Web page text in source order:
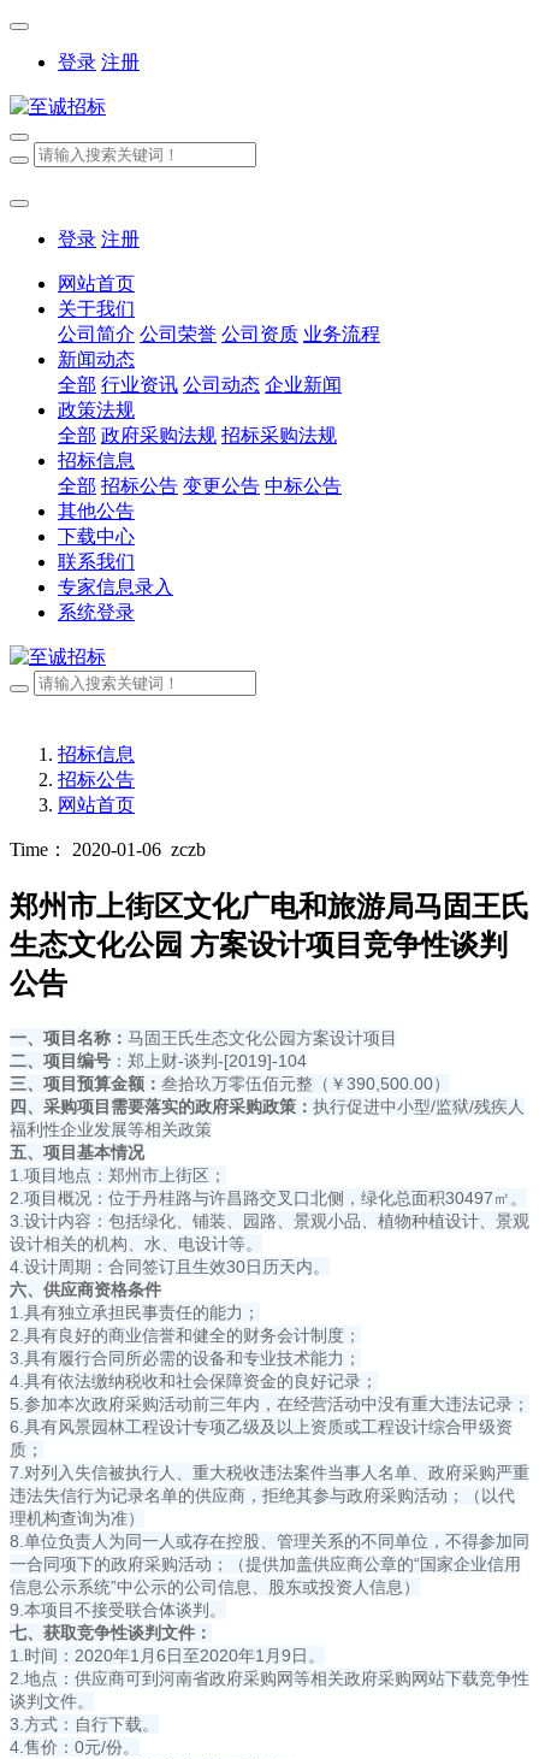
登录 注册
登录 注册
网站首页
关于我们
公司简介 公司荣誉 公司资质 业务流程
新闻动态
全部 行业资讯 公司动态 企业新闻
政策法规
全部 政府采购法规 招标采购法规
招标信息
全部 招标公告 变更公告 中标公告
其他公告
下载中心
联系我们
专家信息录入
系统登录
招标信息
招标公告
网站首页
Time： 2020-01-06 zczb
郑州市上街区文化广电和旅游局马固王氏
生态文化公园 方案设计项目竞争性谈判
公告
一、项目名称： 马固王氏生态文化公园方案设计项目
二、项目编号 ：郑上财-谈判-[2019]-104
三、项目预算金额： 叁拾玖万零伍佰元整（￥390,500.00）
四、采购项目需要落实的政府采购政策： 执行促进中小型/监狱/残疾人
福利性企业发展等相关政策
五、项目基本情况
1.项目地点：郑州市上街区；
2.项目概况：位于丹桂路与许昌路交叉口北侧，绿化总面积30497㎡。
3.设计内容：包括绿化、铺装、园路、景观小品、植物种植设计、景观
设计相关的机构、水、电设计等。
4.设计周期：合同签订且生效30日历天内。
六、供应商资格条件
1.具有独立承担民事责任的能力；
2.具有良好的商业信誉和健全的财务会计制度；
3.具有履行合同所必需的设备和专业技术能力；
4.具有依法缴纳税收和社会保障资金的良好记录；
5.参加本次政府采购活动前三年内，在经营活动中没有重大违法记录；
6.具有风景园林工程设计专项乙级及以上资质或工程设计综合甲级资
质；
7.对列入失信被执行人、重大税收违法案件当事人名单、政府采购严重
违法失信行为记录名单的供应商，拒绝其参与政府采购活动；（以代
理机构查询为准）
8.单位负责人为同一人或存在控股、管理关系的不同单位，不得参加同
一合同项下的政府采购活动；（提供加盖供应商公章的“国家企业信用
信息公示系统”中公示的公司信息、股东或投资人信息）
9.本项目不接受联合体谈判。
七、获取竞争性谈判文件：
1.时间：2020年1月6日至2020年1月9日。
2.地点：供应商可到河南省政府采购网等相关政府采购网站下载竞争性
谈判文件。
3.方式：自行下载。
4.售价：0元/份。